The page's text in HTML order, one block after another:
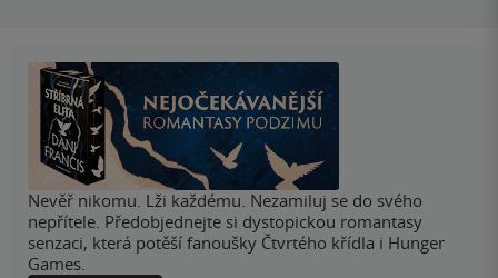
Nevěř nikomu. Lži každému. Nezamiluj se do svého
nepřítele. Předobjednejte si dystopickou romantasy
senzaci, která potěší fanoušky Čtvrtého křídla i Hunger
Games.